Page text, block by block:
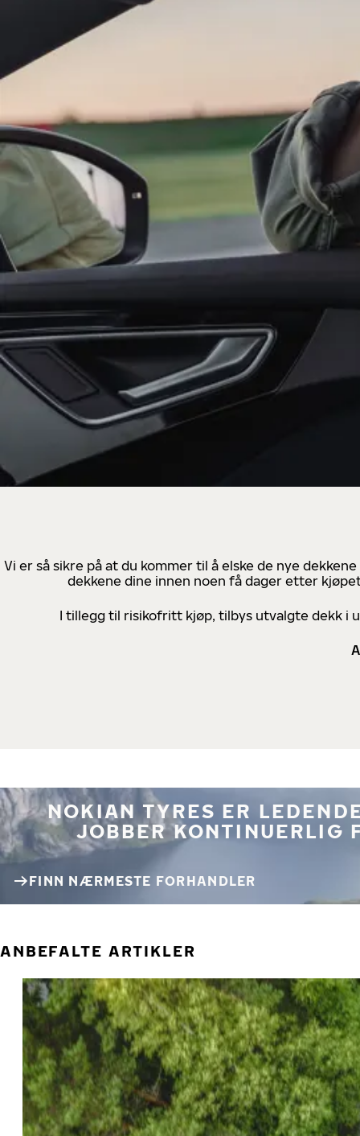
Vi er så sikre på at du kommer til å elske de nye
dekkene dine innen noen få dager etter
I tillegg til risikofritt kjøp, tilbys utvalgte dekk i
NOKIAN TYRES ER
JOBBER KONTINUERLIG
FINN NÆRMESTE FORHANDLER
ANBEFALTE ARTIKLER